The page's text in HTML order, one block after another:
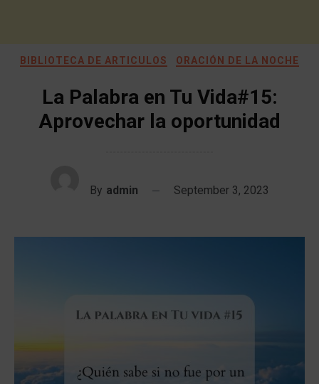
BIBLIOTECA DE ARTICULOS ORACIÓN DE LA NOCHE
La Palabra en Tu Vida#15:
Aprovechar la oportunidad
By admin September 3, 2023